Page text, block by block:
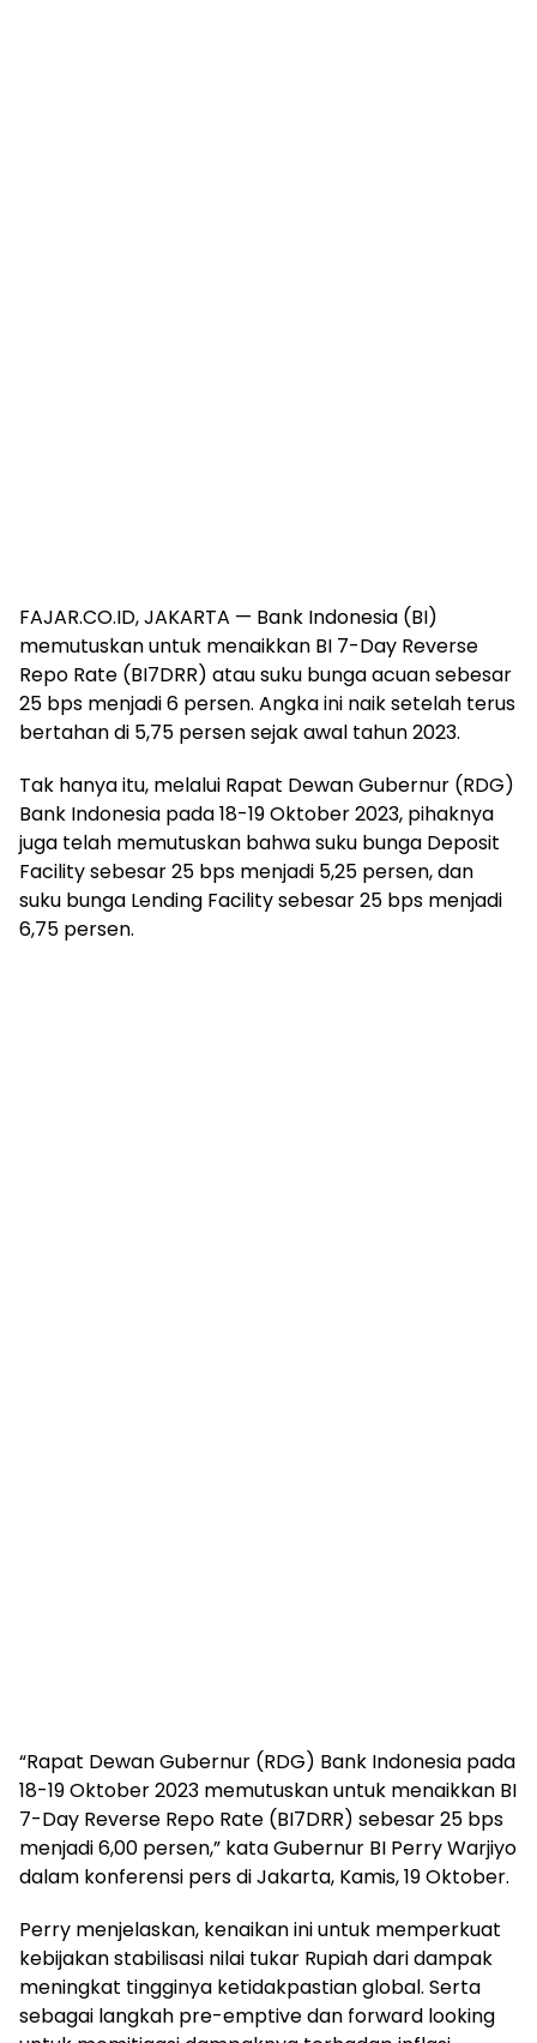
FAJAR.CO.ID, JAKARTA — Bank Indonesia (BI)
memutuskan untuk menaikkan BI 7-Day Reverse
Repo Rate (BI7DRR) atau suku bunga acuan sebesar
25 bps menjadi 6 persen. Angka ini naik setelah terus
bertahan di 5,75 persen sejak awal tahun 2023.
Tak hanya itu, melalui Rapat Dewan Gubernur (RDG)
Bank Indonesia pada 18-19 Oktober 2023, pihaknya
juga telah memutuskan bahwa suku bunga Deposit
Facility sebesar 25 bps menjadi 5,25 persen, dan
suku bunga Lending Facility sebesar 25 bps menjadi
6,75 persen.
“Rapat Dewan Gubernur (RDG) Bank Indonesia pada
18-19 Oktober 2023 memutuskan untuk menaikkan BI
7-Day Reverse Repo Rate (BI7DRR) sebesar 25 bps
menjadi 6,00 persen,” kata Gubernur BI Perry Warjiyo
dalam konferensi pers di Jakarta, Kamis, 19 Oktober.
Perry menjelaskan, kenaikan ini untuk memperkuat
kebijakan stabilisasi nilai tukar Rupiah dari dampak
meningkat tingginya ketidakpastian global. Serta
sebagai langkah pre-emptive dan forward looking